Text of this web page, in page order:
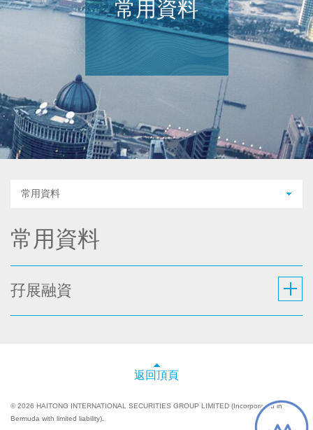
常用資料
常用資料
常用資料
孖展融資
返回頂頁
© 2026 HAITONG INTERNATIONAL SECURITIES GROUP LIMITED (Incorporated in
Bermuda with limited liability).